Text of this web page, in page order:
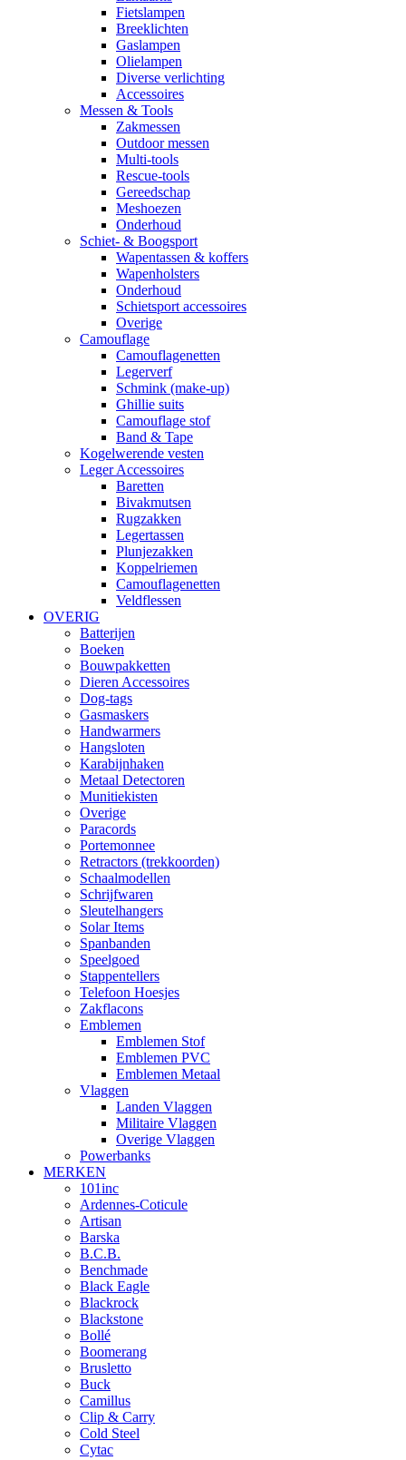
Fietslampen
Breeklichten
Gaslampen
Olielampen
Diverse verlichting
Accessoires
Messen & Tools
Zakmessen
Outdoor messen
Multi-tools
Rescue-tools
Gereedschap
Meshoezen
Onderhoud
Schiet- & Boogsport
Wapentassen & koffers
Wapenholsters
Onderhoud
Schietsport accessoires
Overige
Camouflage
Camouflagenetten
Legerverf
Schmink (make-up)
Ghillie suits
Camouflage stof
Band & Tape
Kogelwerende vesten
Leger Accessoires
Baretten
Bivakmutsen
Rugzakken
Legertassen
Plunjezakken
Koppelriemen
Camouflagenetten
Veldflessen
OVERIG
Batterijen
Boeken
Bouwpakketten
Dieren Accessoires
Dog-tags
Gasmaskers
Handwarmers
Hangsloten
Karabijnhaken
Metaal Detectoren
Munitiekisten
Overige
Paracords
Portemonnee
Retractors (trekkoorden)
Schaalmodellen
Schrijfwaren
Sleutelhangers
Solar Items
Spanbanden
Speelgoed
Stappentellers
Telefoon Hoesjes
Zakflacons
Emblemen
Emblemen Stof
Emblemen PVC
Emblemen Metaal
Vlaggen
Landen Vlaggen
Militaire Vlaggen
Overige Vlaggen
Powerbanks
MERKEN
101inc
Ardennes-Coticule
Artisan
Barska
B.C.B.
Benchmade
Black Eagle
Blackrock
Blackstone
Bollé
Boomerang
Brusletto
Buck
Camillus
Clip & Carry
Cold Steel
Cytac